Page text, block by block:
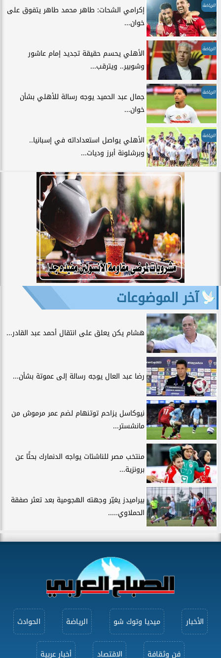
الرياضة
إكرامي الشحات: طاهر محمد طاهر يتفوق على
خوان...
الرياضة
الأهلي يحسم حقيقة تجديد إمام عاشور
وشوبير.. ويترقب...
الرياضة
جمال عبد الحميد يوجه رسالة للأهلي بشأن
خوان...
الرياضة
الأهلي يواصل استعداداته في إسبانيا..
وبرشلونة أبرز وديات...
آخر الموضوعات
هشام يكن يعلق على انتقال أحمد عبد القادر...
رضا عبد العال يوجه رسالة إلى عموتة بشأن...
نيوكاسل يزاحم توتنهام لضم عمر مرموش من
مانشستر...
منتخب مصر للناشئات يواجه الدنمارك بحثًا عن
برونزية...
بيراميدز يغيّر وجهته الهجومية بعد تعثر صفقة
الحملاوي.....
الأخبار ميديا وتوك شو الرياضة الحوادث
فن وثقافة الاقتصاد أخبار عربية